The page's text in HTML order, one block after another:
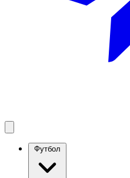
Футбол